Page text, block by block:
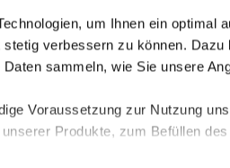
um Ihnen ein optimal
verbessern zu können.
sammeln, wie Sie unsere
Voraussetzung zur Nutzung
Produkte, zum Befüllen